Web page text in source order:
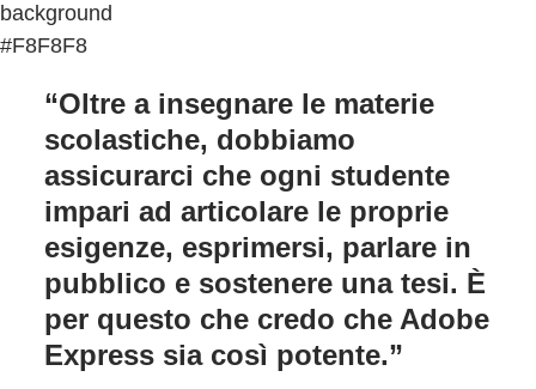
background
#F8F8F8
“Oltre a insegnare le materie
scolastiche, dobbiamo
assicurarci che ogni studente
impari ad articolare le proprie
esigenze, esprimersi, parlare in
pubblico e sostenere una tesi. È
per questo che credo che Adobe
Express sia così potente.”